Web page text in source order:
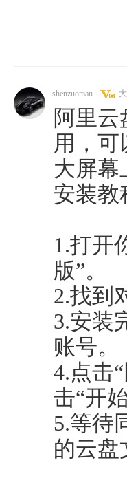
shenzuoman
阿里
用，可
大屏幕
安装教
1.打开
版”。
2.找到
3.安装
账号。
4.点击
击“开
5.等待
的云盘